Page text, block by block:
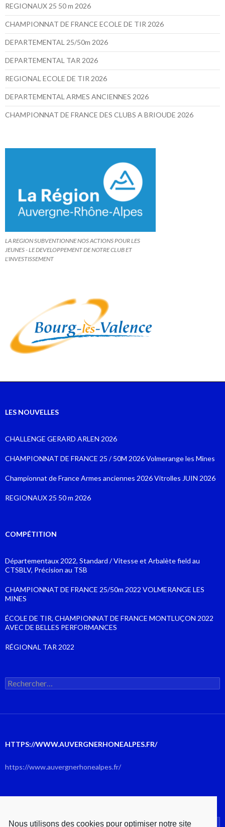
REGIONAUX 25 50 m 2026
CHAMPIONNAT DE FRANCE ECOLE DE TIR 2026
DEPARTEMENTAL 25/50m 2026
DEPARTEMENTAL TAR 2026
REGIONAL ECOLE DE TIR 2026
DEPARTEMENTAL ARMES ANCIENNES 2026
CHAMPIONNAT DE FRANCE DES CLUBS A BRIOUDE 2026
LA REGION SUBVENTIONNE NOS ACTIONS POUR LES
JEUNES - LE DEVELOPPEMENT DE NOTRE CLUB ET
L'INVESTISSEMENT
LES NOUVELLES
CHALLENGE GERARD ARLEN 2026
CHAMPIONNAT DE FRANCE 25 / 50M 2026 Volmerange les Mines
Championnat de France Armes anciennes 2026 Vitrolles JUIN 2026
REGIONAUX 25 50 m 2026
COMPÉTITION
Départementaux 2022, Standard / Vitesse et Arbalète field au
CTSBLV, Précision au TSB
CHAMPIONNAT DE FRANCE 25/50m 2022 VOLMERANGE LES
MINES
ÉCOLE DE TIR, CHAMPIONNAT DE FRANCE MONTLUÇON 2022
AVEC DE BELLES PERFORMANCES
RÉGIONAL TAR 2022
Rechercher :
HTTPS://WWW.AUVERGNERHONEALPES.FR/
https://www.auvergnerhonealpes.fr/
L M M J V S
Nous utilisons des cookies pour optimiser notre site